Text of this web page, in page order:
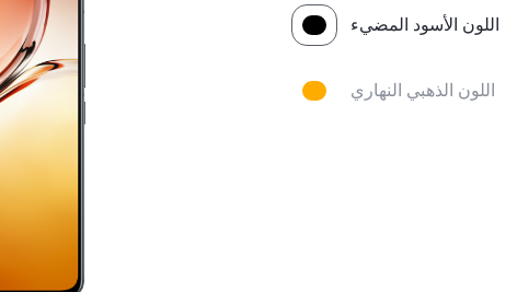
V40 5G
اللون الأسود المضيء
اللون الذهبي النهاري